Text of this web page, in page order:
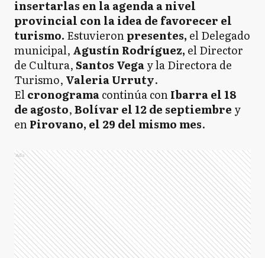
insertarlas en la agenda a nivel
provincial con la idea de favorecer el
turismo. Estuvieronpresentes, el Delegado
municipal, Agustín Rodríguez, el Director
de Cultura,Santos Vegay la Directora de
Turismo, Valeria Urruty.
Elcronogramacontinúa conIbarra el 18
de agosto,Bolívar el 12 de septiembre y
enPirovano, el 29 del mismo mes.
Ads